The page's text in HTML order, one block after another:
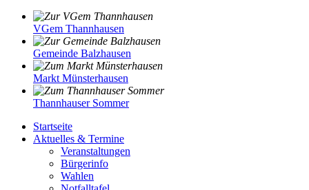
VGem Thannhausen
Gemeinde Balzhausen
Markt Münsterhausen
Thannhauser Sommer
Startseite
Aktuelles & Termine
Veranstaltungen
Bürgerinfo
Wahlen